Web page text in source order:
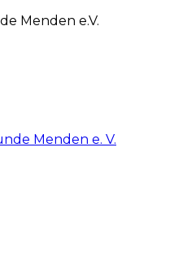
Menden e.V.